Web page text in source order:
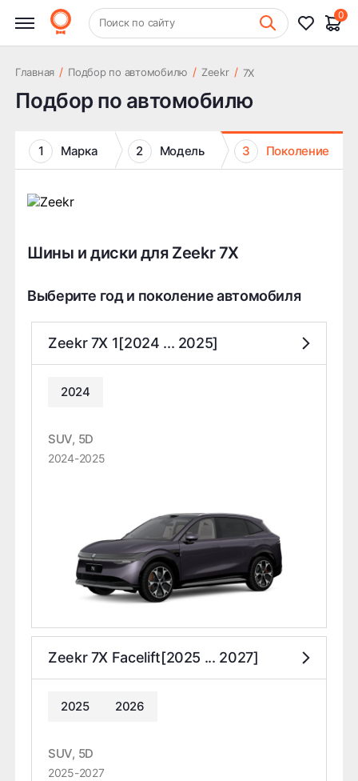
+7 (831) 261-35-35 Шиномонтаж
Поиск по сайту
0
Главная / Подбор по автомобилю / Zeekr / 7X
Подбор по автомобилю
1 Марка 2 Модель 3 Поколение
Шины и диски для Zeekr 7X
Выберите год и поколение автомобиля
Zeekr 7X 1[2024 ... 2025]
2024
SUV, 5D
2024-2025
Zeekr 7X Facelift[2025 ... 2027]
2025 2026
SUV, 5D
2025-2027